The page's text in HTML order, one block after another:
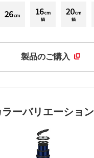
製品のご購入
ラーバリエーション